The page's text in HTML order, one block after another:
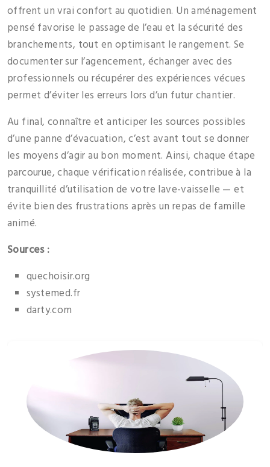
offrent un vrai confort au quotidien. Un aménagement
pensé favorise le passage de l’eau et la sécurité des
branchements, tout en optimisant le rangement. Se
documenter sur l’agencement, échanger avec des
professionnels ou récupérer des expériences vécues
permet d’éviter les erreurs lors d’un futur chantier.
Au final, connaître et anticiper les sources possibles
d’une panne d’évacuation, c’est avant tout se donner
les moyens d’agir au bon moment. Ainsi, chaque étape
parcourue, chaque vérification réalisée, contribue à la
tranquillité d’utilisation de votre lave-vaisselle — et
évite bien des frustrations après un repas de famille
animé.
Sources :
quechoisir.org
systemed.fr
darty.com